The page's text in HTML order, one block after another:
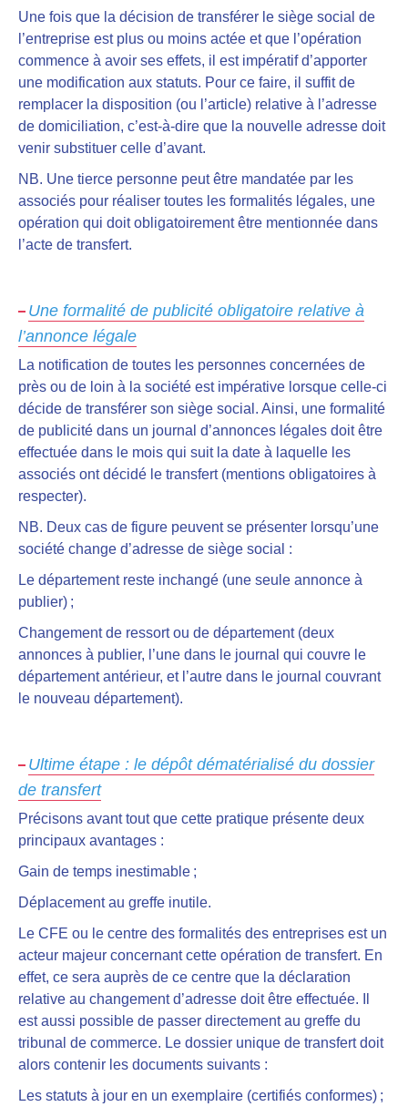
Une fois que la décision de transférer le siège social de
l’entreprise est plus ou moins actée et que l’opération
commence à avoir ses effets, il est impératif d’apporter
une modification aux statuts. Pour ce faire, il suffit de
remplacer la disposition (ou l’article) relative à l’adresse
de domiciliation, c’est-à-dire que la nouvelle adresse doit
venir substituer celle d’avant.
NB. Une tierce personne peut être mandatée par les
associés pour réaliser toutes les formalités légales, une
opération qui doit obligatoirement être mentionnée dans
l’acte de transfert.
Une formalité de publicité obligatoire relative à
l’annonce légale
La notification de toutes les personnes concernées de
près ou de loin à la société est impérative lorsque celle-ci
décide de transférer son siège social. Ainsi, une formalité
de publicité dans un journal d’annonces légales doit être
effectuée dans le mois qui suit la date à laquelle les
associés ont décidé le transfert (mentions obligatoires à
respecter).
NB. Deux cas de figure peuvent se présenter lorsqu’une
société change d’adresse de siège social :
Le département reste inchangé (une seule annonce à
publier) ;
Changement de ressort ou de département (deux
annonces à publier, l’une dans le journal qui couvre le
département antérieur, et l’autre dans le journal couvrant
le nouveau département).
Ultime étape : le dépôt dématérialisé du dossier
de transfert
Précisons avant tout que cette pratique présente deux
principaux avantages :
Gain de temps inestimable ;
Déplacement au greffe inutile.
Le CFE ou le centre des formalités des entreprises est un
acteur majeur concernant cette opération de transfert. En
effet, ce sera auprès de ce centre que la déclaration
relative au changement d’adresse doit être effectuée. Il
est aussi possible de passer directement au greffe du
tribunal de commerce. Le dossier unique de transfert doit
alors contenir les documents suivants :
Les statuts à jour en un exemplaire (certifiés conformes) ;